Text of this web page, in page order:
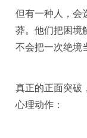
但有一种人，
莽。他们把困境
不会把一次绝境
真正的正面突破
心理动作：